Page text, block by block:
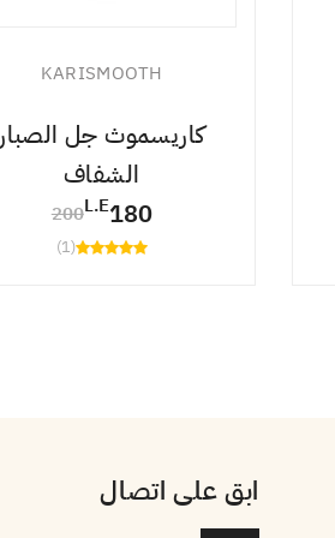
KARISMOOTH
كاريسموث جل الصبار
الشفاف
180
L.E
200
(1)
ابق على اتصال